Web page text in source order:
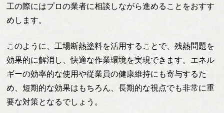
工の際にはプロの業者に相談しながら進めることをおすす
めします。
このように、工場断熱塗料を活用することで、残熱問題を
効果的に解消し、快適な作業環境を実現できます。エネル
ギーの効率的な使用や従業員の健康維持にも寄与するた
め、短期的な効果はもちろん、長期的な視点でも非常に重
要な対策となるでしょう。